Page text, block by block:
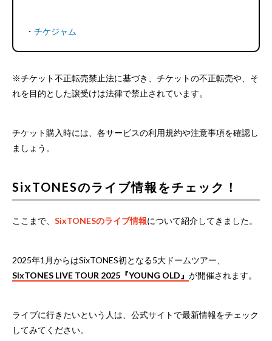
・ チケジャム
※チケット不正転売禁止法に基づき、チケットの不正転売や、そ
れを目的とした譲受けは法律で禁止されています。
チケット購入時には、各サービスの利用規約や注意事項を確認し
ましょう。
SixTONESのライブ情報をチェック！
ここまで、 SixTONESのライブ情報について紹介してきました。
2025年1月からはSixTONES初となる5大ドームツアー、
SixTONES LIVE TOUR 2025『YOUNG OLD』 が開催されます。
ライブに行きたいという人は、公式サイトで最新情報をチェック
してみてください。